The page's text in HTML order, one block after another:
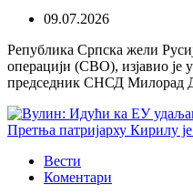
09.07.2026
Република Српска жели
операцији (СВО), изјавио је
председник СНСД Милорад
Вести
Коментари